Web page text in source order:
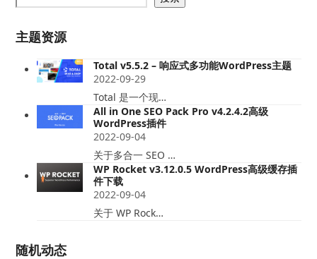
主题资源
Total v5.5.2 – 响应式多功能WordPress主题
2022-09-29
Total 是一个现…
All in One SEO Pack Pro v4.2.4.2高级
WordPress插件
2022-09-04
关于多合一 SEO …
WP Rocket v3.12.0.5 WordPress高级缓存插
件下载
2022-09-04
关于 WP Rock…
随机动态